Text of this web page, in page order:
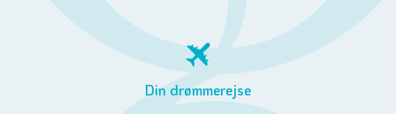
Din drømmerejse